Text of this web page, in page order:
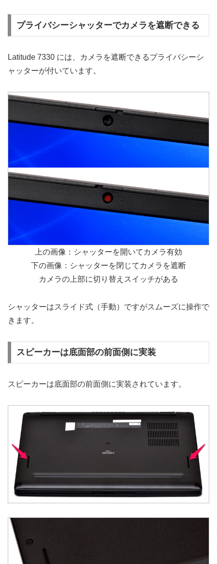
プライバシーシャッターでカメラを遮断できる
Latitude 7330 には、カメラを遮断できるプライバシーシ
ャッターが付いています。
上の画像：シャッターを開いてカメラ有効
下の画像：シャッターを閉じてカメラを遮断
カメラの上部に切り替えスイッチがある
シャッターはスライド式（手動）ですがスムーズに操作で
きます。
スピーカーは底面部の前面側に実装
スピーカーは底面部の前面側に実装されています。